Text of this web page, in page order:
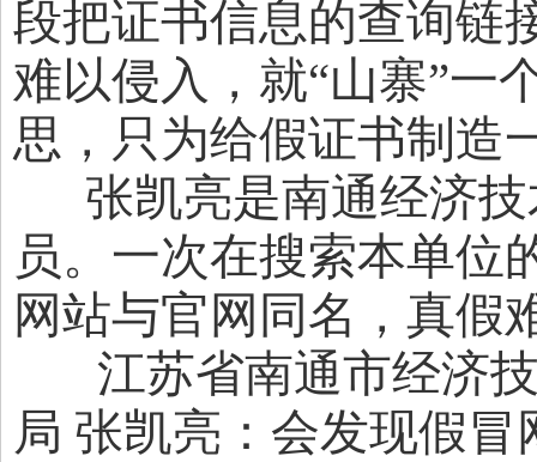
段把证书信息的查询链
难以侵入，就“山寨”一
思，只为给假证书制造
张凯亮是南通经济技
员。一次在搜索本单位
网站与官网同名，真假
江苏省南通市经济技
局 张凯亮：会发现假